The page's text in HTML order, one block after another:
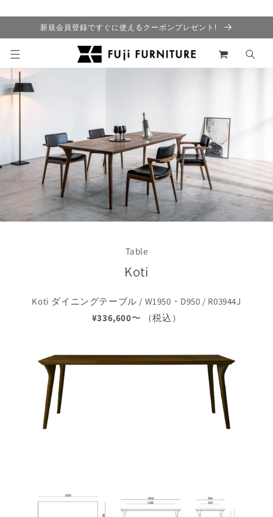
新規会員登録ですぐに使えるクーポンプレゼント!
カ
ー
ト
Table
Koti
Koti ダイニングテーブル / W1950・D950 / R03944J
¥336,600〜 （税込）